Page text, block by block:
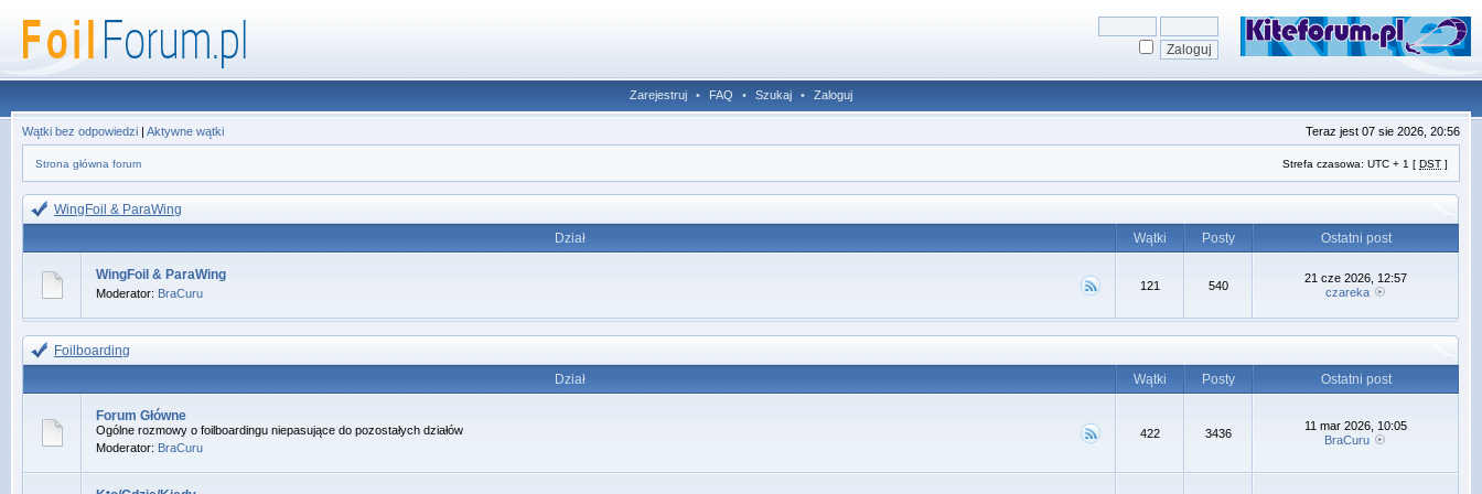
Zarejestruj • FAQ • Szukaj • Zaloguj
Wątki bez odpowiedzi | Aktywne wątki Teraz jest 07 sie 2026, 20:56
Strona główna forum Strefa czasowa: UTC + 1 [ DST ]
WingFoil & ParaWing
Dział
Wątki Posty Ostatni post
WingFoil & ParaWing
Moderator: BraCuru
121 540
21 cze 2026, 12:57
czareka
Foilboarding
Dział
Wątki Posty Ostatni post
Forum Główne
Ogólne rozmowy o foilboardingu niepasujące do pozostałych działów
Moderator: BraCuru
422 3436
11 mar 2026, 10:05
BraCuru